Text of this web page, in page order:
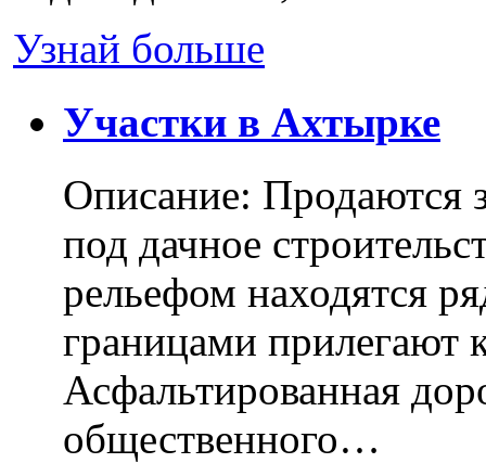
Узнай больше
Участки в Ахтырке
Описание: Продаются
под дачное
рельефом находятся
границами прилегают
Асфальтированная
общественного…